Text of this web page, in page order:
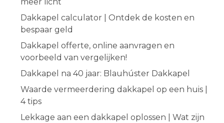
Dakkapel calculator | Ontdek de kosten en
bespaar geld
Dakkapel offerte, online aanvragen en
voorbeeld van vergelijken!
Dakkapel na 40 jaar: Blauhúster Dakkapel
Waarde vermeerdering dakkapel op een huis |
4 tips
Lekkage aan een dakkapel oplossen | Wat zijn